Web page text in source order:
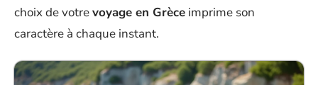
choix de votrevoyage en Grèce imprime son
caractère à chaque instant.